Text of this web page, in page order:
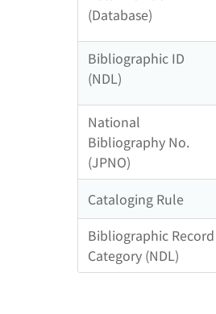
(Database)
Bibliographic ID
(NDL)
National
Bibliography No.
(JPNO)
Cataloging Rule
Bibliographic Record
Category (NDL)